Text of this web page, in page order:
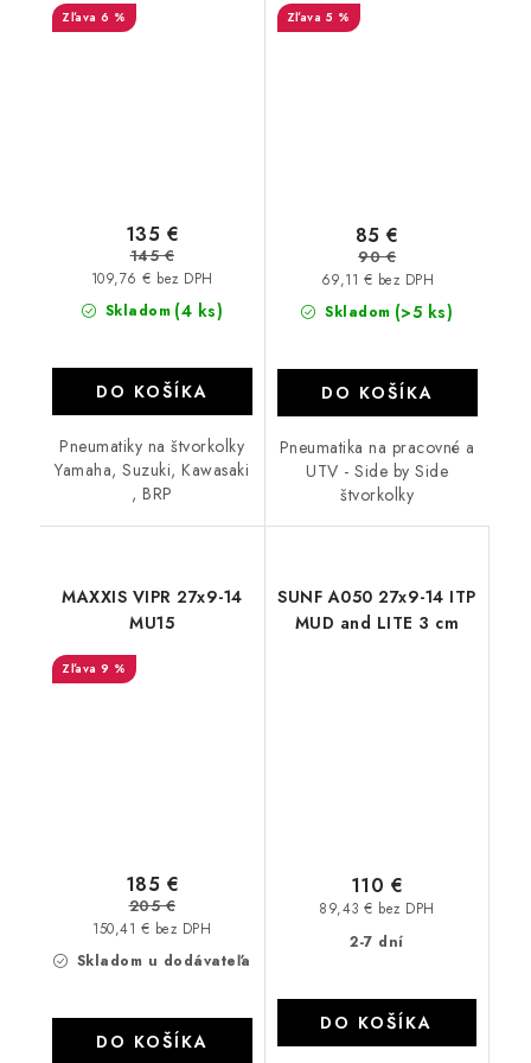
6 %
Skladom (4 ks)
109,76 € bez DPH
135 €
145 €
DO KOŠÍKA
Pneumatiky na štvorkolky
Yamaha, Suzuki, Kawasaki
, BRP
5 %
Skladom (>5 ks)
69,11 € bez DPH
85 €
90 €
DO KOŠÍKA
Pneumatika na pracovné a
UTV - Side by Side
štvorkolky
MAXXIS VIPR 27x9-14
MU15
9 %
Skladom u dodávateľa
150,41 € bez DPH
185 €
205 €
DO KOŠÍKA
SUNF A050 27x9-14 ITP
MUD and LITE 3 cm
2-7 dní
89,43 € bez DPH
110 €
DO KOŠÍKA